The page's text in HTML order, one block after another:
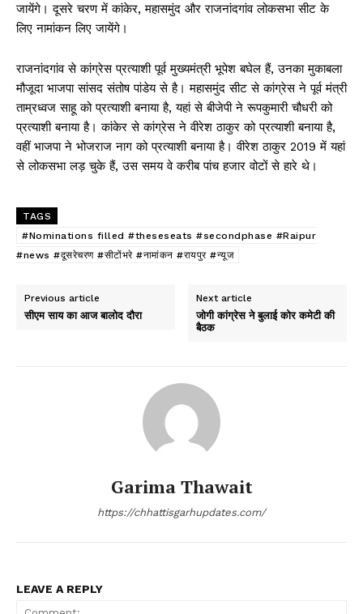
जायेंगे। दूसरे चरण में कांकेर, महासमुंद और राजनांदगांव लोकसभा सीट के
लिए नामांकन लिए जायेंगे।
राजनांदगांव से कांग्रेस प्रत्याशी पूर्व मुख्यमंत्री भूपेश बघेल हैं, उनका मुकाबला
मौजूदा भाजपा सांसद संतोष पांडेय से है। महासमुंद सीट से कांग्रेस ने पूर्व मंत्री
ताम्रध्वज साहू को प्रत्याशी बनाया है, यहां से बीजेपी ने रूपकुमारी चौधरी को
प्रत्याशी बनाया है। कांकेर से कांग्रेस ने वीरेश ठाकुर को प्रत्याशी बनाया है,
वहीं भाजपा ने भोजराज नाग को प्रत्याशी बनाया है। वीरेश ठाकुर 2019 में यहां
से लोकसभा लड़ चुके हैं, उस समय वे करीब पांच हजार वोटों से हारे थे।
TAGS
#Nominations filled #theseseats #secondphase #Raipur
#news #दूसरेचरण #सीटोंभरे #नामांकन #रायपुर #न्यूज
Previous article
सीएम साय का आज बालोद दौरा
Next article
जोगी कांग्रेस ने बुलाई कोर कमेटी की
बैठक
Garima Thawait
https://chhattisgarhupdates.com/
LEAVE A REPLY